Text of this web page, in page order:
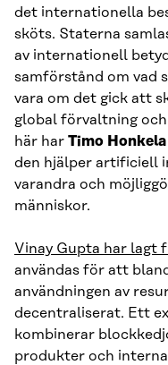
det internationella
sköts. Staterna
av internationell
samförstånd om vad
vara om det gick att
global förvaltning
här har Timo Honkela
den hjälper artificiell
varandra och
människor.
Vinay Gupta har lagt
användas för att
användningen av
decentraliserat. Ett
kombinerar
produkter och